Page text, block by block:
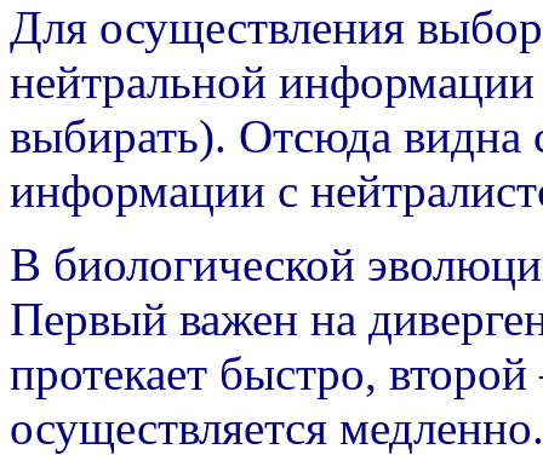
Для осуществления
нейтральной
выбирать). Отсюда видна
информации с
В биологической
Первый важен на
протекает быстро,
осуществляется медленно.